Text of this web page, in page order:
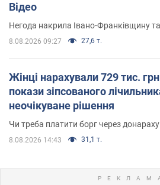
Відео
Негода накрила Івано-Франківщину
8.08.2026 09:27 27,6 т.
Жінці нарахували 729 тис.
покази зіпсованого
неочікуване рішення
Чи треба платити борг через
8.08.2026 14:43 31,1 т.